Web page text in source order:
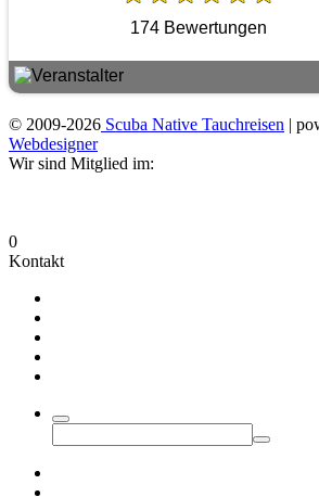
174 Bewertungen
© 2009-2026 Scuba Native Tauchreisen |
Webdesigner
Wir sind Mitglied im:
0
Kontakt